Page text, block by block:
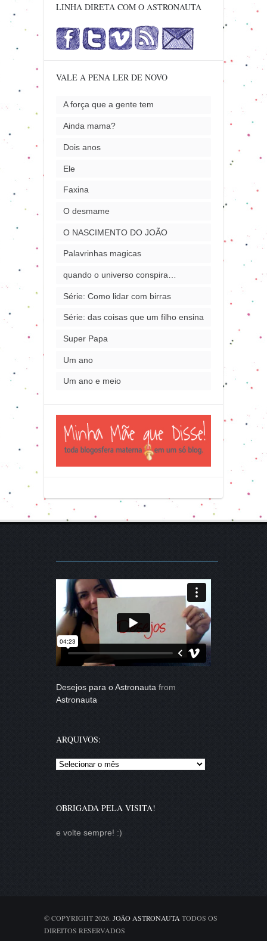
LINHA DIRETA COM O ASTRONAUTA
VALE A PENA LER DE NOVO
A força que a gente tem
Ainda mama?
Dois anos
Ele
Faxina
O desmame
O NASCIMENTO DO JOÃO
Palavrinhas magicas
quando o universo conspira…
Série: Como lidar com birras
Série: das coisas que um filho ensina
Super Papa
Um ano
Um ano e meio
Desejos para o Astronauta from
Astronauta
ARQUIVOS:
Arquivos:
OBRIGADA PELA VISITA!
e volte sempre! :)
© COPYRIGHT 2026. JOÃO ASTRONAUTATODOS OS
DIREITOS RESERVADOS